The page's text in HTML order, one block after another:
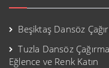
Beşiktaş Dansöz
Tuzla Dansöz
Eğlence ve Renk Katın